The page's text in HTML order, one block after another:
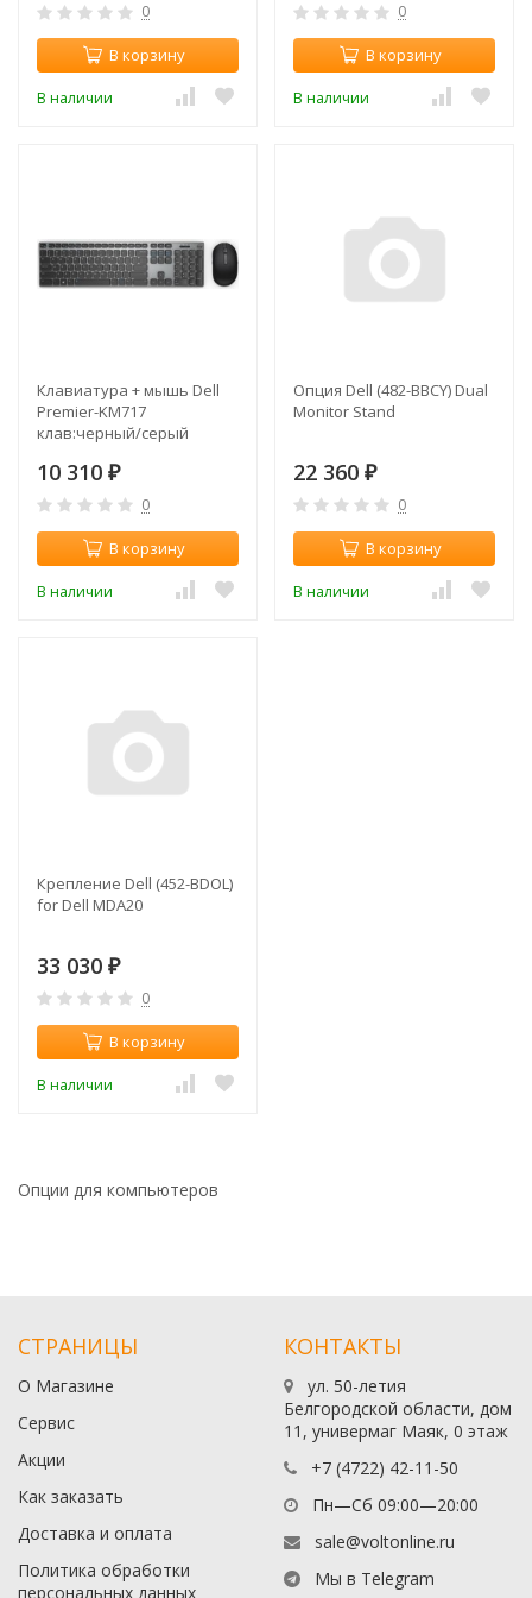
0
В корзину
В наличии
0
В корзину
В наличии
Клавиатура + мышь Dell
Premier-KM717
клав:черный/серый
беспроводная BT slim
Multimedia
10 310 ₽
0
В корзину
В наличии
Опция Dell (482-BBCY) Dual
Monitor Stand
22 360 ₽
0
В корзину
В наличии
Крепление Dell (452-BDOL)
for Dell MDA20
33 030 ₽
0
В корзину
В наличии
Опции для компьютеров
СТРАНИЦЫ
О Магазине
Сервис
Акции
Как заказать
Доставка и оплата
Политика обработки
персональных данных
КОНТАКТЫ
ул. 50-летия
Белгородской области, дом
11, универмаг Маяк, 0 этаж
+7 (4722) 42-11-50
Пн—Сб 09:00—20:00
sale@voltonline.ru
Мы в Telegram